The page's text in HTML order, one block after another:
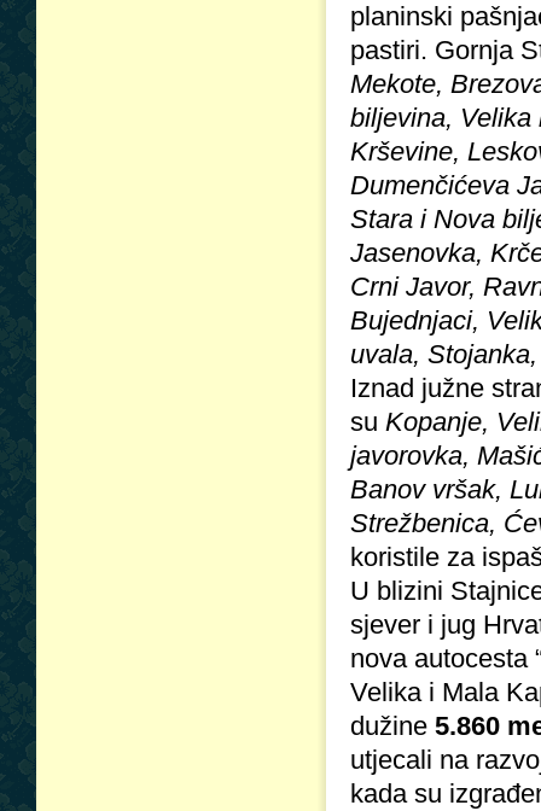
planinski
pastiri. Gornja
Mekote,
biljevina, Velika
Krševine,
Dumenčićeva
Stara i Nova
Jasenovka,
Crni Javor,
Bujednjaci,
uvala,
Iznad južne
su Kopanje,
javorovka,
Banov vršak,
Strežbenica,
koristile za
U blizini
sjever i jug
nova autocesta
Velika i Mala
dužine 5.860
utjecali na
kada su